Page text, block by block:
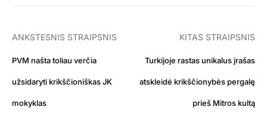
ANKSTESNIS STRAIPSNIS
PVM našta toliau verčia
užsidaryti krikščioniškas JK
mokyklas
KITAS STRAIPSNIS
Turkijoje rastas unikalus įrašas
atskleidė krikščionybės pergalę
prieš Mitros kultą